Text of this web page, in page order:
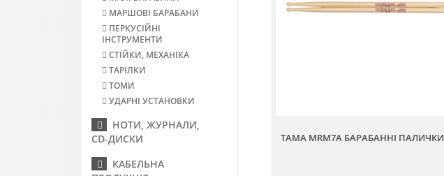
МАРШОВІ БАРАБАНИ
ПЕРКУСІЙНІ
ІНСТРУМЕНТИ
СТІЙКИ, МЕХАНІКА
ТАРІЛКИ
ТОМИ
УДАРНІ УСТАНОВКИ
НОТИ, ЖУРНАЛИ,
CD-ДИСКИ
КАБЕЛЬНА
TAMA MRM7A БАРАБАННІ ПАЛИЧКИ